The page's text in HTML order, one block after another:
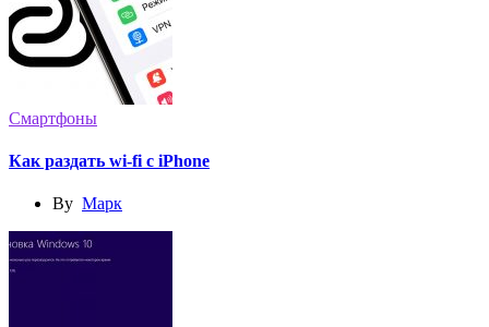
Смартфоны
Как раздать wi-fi с iPhone
By Марк